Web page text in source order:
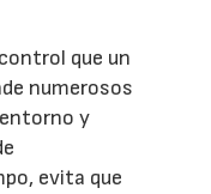
que un
numerosos
y
evita que